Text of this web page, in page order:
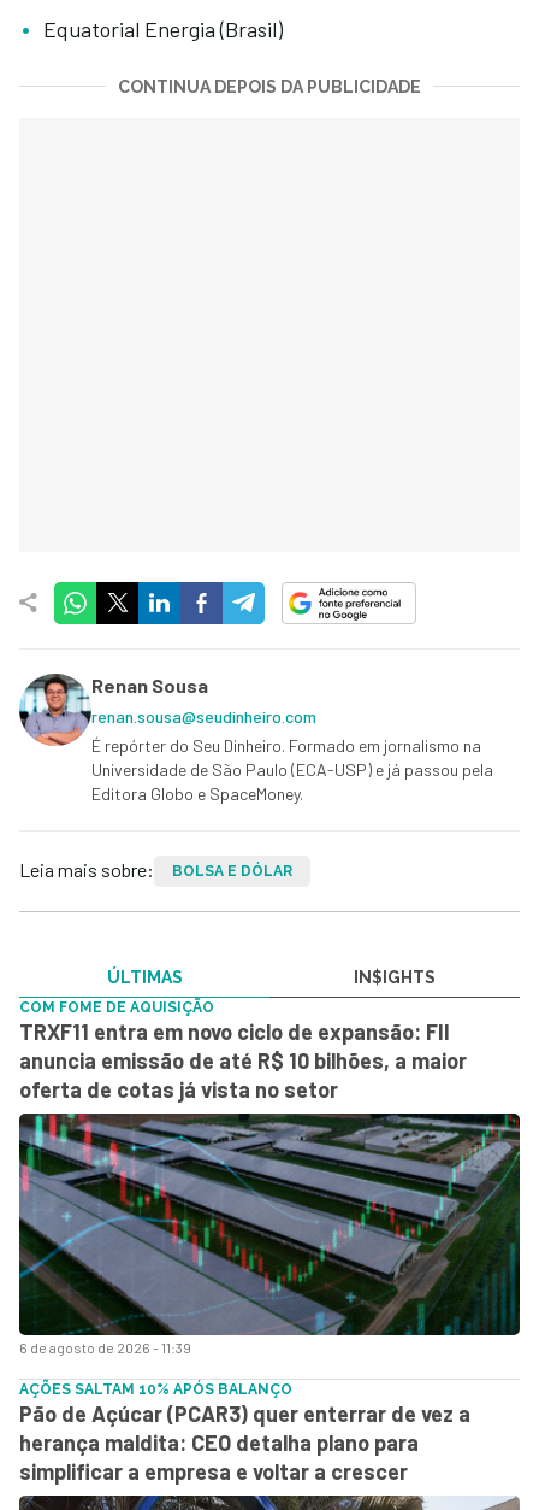
Equatorial Energia (Brasil)
CONTINUA DEPOIS DA PUBLICIDADE
Renan Sousa
renan.sousa@seudinheiro.com
É repórter do Seu Dinheiro. Formado em jornalismo na
Universidade de São Paulo (ECA-USP) e já passou pela
Editora Globo e SpaceMoney.
Leia mais sobre: BOLSA E DÓLAR
ÚLTIMAS IN$IGHTS
6 de agosto de 2026 - 11:39
COM FOME DE AQUISIÇÃO
TRXF11 entra em novo ciclo de expansão: FII
anuncia emissão de até R$ 10 bilhões, a maior
oferta de cotas já vista no setor
AÇÕES SALTAM 10% APÓS BALANÇO
Pão de Açúcar (PCAR3) quer enterrar de vez a
herança maldita: CEO detalha plano para
simplificar a empresa e voltar a crescer